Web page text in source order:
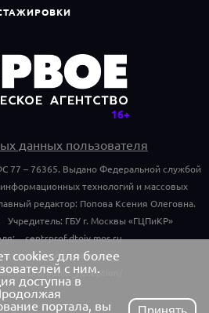
данных пользователя
77 – 76365. Выдано Федеральной службой
технологий и массовых
редактор: Попова Ксения Олеговна.
Учредитель: ГБУ г. Москвы «ГЦПиКР»
centrprof.dtoiv.mos.ru
граждан учредителю:
public_reception/
cookies для более
с ним.
доступна в
портала, вы